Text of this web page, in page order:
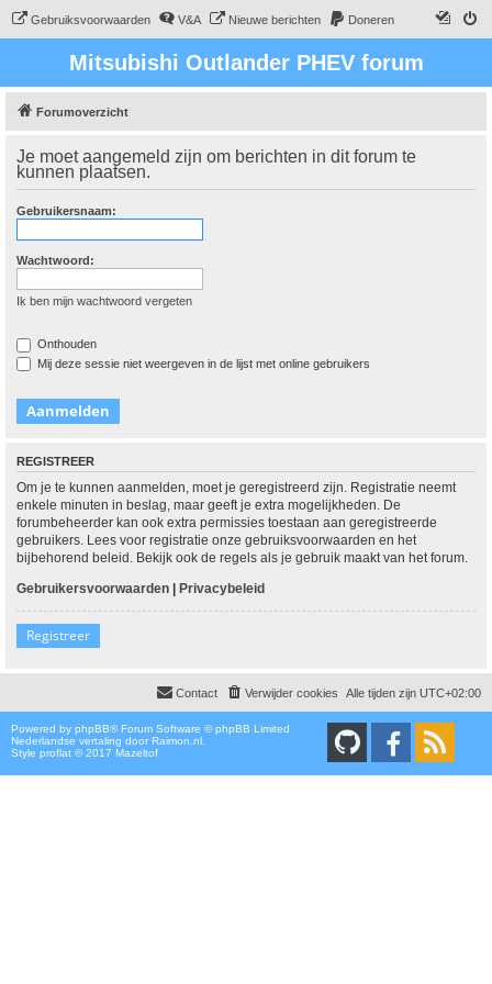
Gebruiksvoorwaarden V&A Nieuwe berichten Doneren
Mitsubishi Outlander PHEV forum
Forumoverzicht
Je moet aangemeld zijn om berichten in dit forum te
kunnen plaatsen.
Gebruikersnaam:
Wachtwoord:
Ik ben mijn wachtwoord vergeten
Onthouden
Mij deze sessie niet weergeven in de lijst met online gebruikers
REGISTREER
Om je te kunnen aanmelden, moet je geregistreerd zijn. Registratie neemt
enkele minuten in beslag, maar geeft je extra mogelijkheden. De
forumbeheerder kan ook extra permissies toestaan aan geregistreerde
gebruikers. Lees voor registratie onze gebruiksvoorwaarden en het
bijbehorend beleid. Bekijk ook de regels als je gebruik maakt van het forum.
Gebruikersvoorwaarden | Privacybeleid
Registreer
Alle tijden zijn UTC+02:00
Verwijder cookies
Contact
Powered by phpBB® Forum Software © phpBB Limited
Nederlandse vertaling door Raimon.nl
Style proflat © 2017 Mazeltof